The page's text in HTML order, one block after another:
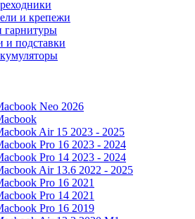
и крепежи
и подставки
Neo 2026
Air 15 2023 - 2025
Pro 16 2023 - 2024
Pro 14 2023 - 2024
Air 13.6 2022 - 2025
Pro 16 2021
Pro 14 2021
Pro 16 2019